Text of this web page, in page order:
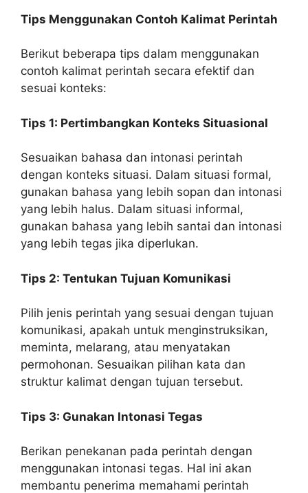
Tips Menggunakan Contoh Kalimat Perintah
Berikut beberapa tips dalam menggunakan
contoh kalimat perintah secara efektif dan
sesuai konteks:
Tips 1: Pertimbangkan Konteks Situasional
Sesuaikan bahasa dan intonasi perintah
dengan konteks situasi. Dalam situasi formal,
gunakan bahasa yang lebih sopan dan intonasi
yang lebih halus. Dalam situasi informal,
gunakan bahasa yang lebih santai dan intonasi
yang lebih tegas jika diperlukan.
Tips 2: Tentukan Tujuan Komunikasi
Pilih jenis perintah yang sesuai dengan tujuan
komunikasi, apakah untuk menginstruksikan,
meminta, melarang, atau menyatakan
permohonan. Sesuaikan pilihan kata dan
struktur kalimat dengan tujuan tersebut.
Tips 3: Gunakan Intonasi Tegas
Berikan penekanan pada perintah dengan
menggunakan intonasi tegas. Hal ini akan
membantu penerima memahami perintah